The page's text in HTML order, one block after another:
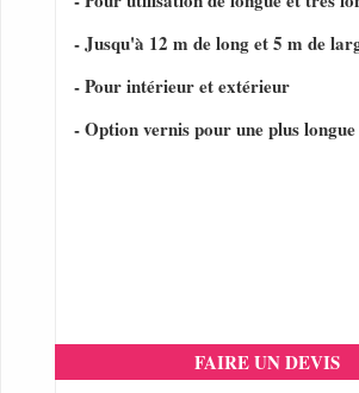
- Jusqu'à 12 m de long et 5 m de
- Pour intérieur et extérieur
- Option vernis pour une plus
FAIRE UN DEVIS